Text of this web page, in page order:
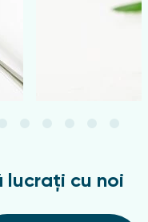
lucrați cu noi